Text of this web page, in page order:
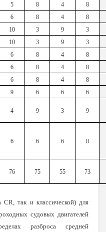
5 8 4
8
6 8 4
8
10 3 9
3
10 3 9
3
6 8 4
8
6 8 4
8
6 8 4
8
9 6 6 6
4 9 3 9
6 6 6 8
76 75 55 73
так и классической) для
судовых двигателей
разброса средней